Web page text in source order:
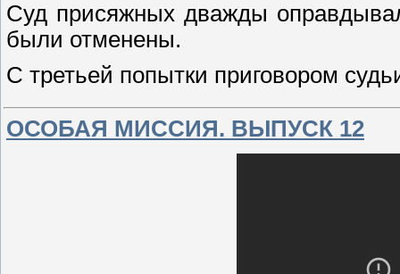
Суд присяжных дважды
были отменены.
С третьей попытки приговором
ОСОБАЯ МИССИЯ. ВЫПУСК 12